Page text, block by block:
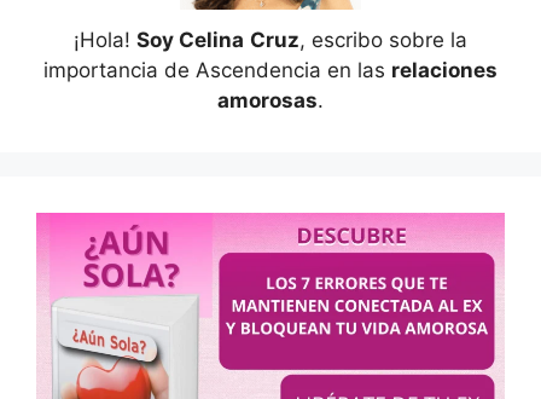
¡Hola! Soy Celina Cruz, escribo sobre la
importancia de Ascendencia en las relaciones
amorosas.